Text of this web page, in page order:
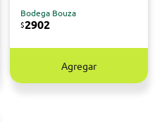
Bodega Bouza
$2902
Agregar